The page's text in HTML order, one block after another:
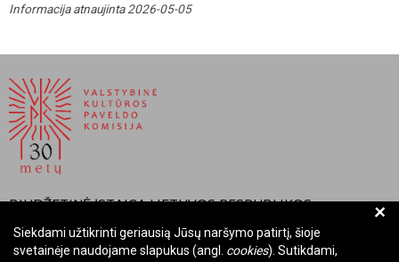
Informacija atnaujinta 2026-05-05
BIUDŽETINĖ ĮSTAIGA LIETUVOS RESPUBLIKOS
VALSTYBINĖ KULTŪROS PAVELDO KOMISIJA
Įmonės kodas: Juridinių asmenų registre 288700520
+
Siekdami užtikrinti geriausią Jūsų naršymo patirtį, šioje
svetainėje naudojame slapukus (angl. cookies). Sutikdami,